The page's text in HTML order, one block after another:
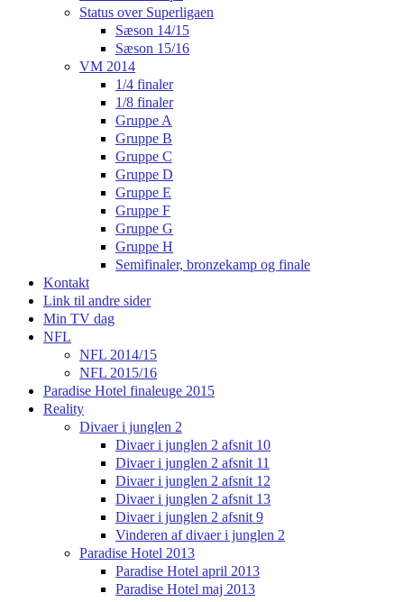
Status over Superligaen
Sæson 14/15
Sæson 15/16
VM 2014
1/4 finaler
1/8 finaler
Gruppe A
Gruppe B
Gruppe C
Gruppe D
Gruppe E
Gruppe F
Gruppe G
Gruppe H
Semifinaler, bronzekamp og finale
Kontakt
Link til andre sider
Min TV dag
NFL
NFL 2014/15
NFL 2015/16
Paradise Hotel finaleuge 2015
Reality
Divaer i junglen 2
Divaer i junglen 2 afsnit 10
Divaer i junglen 2 afsnit 11
Divaer i junglen 2 afsnit 12
Divaer i junglen 2 afsnit 13
Divaer i junglen 2 afsnit 9
Vinderen af divaer i junglen 2
Paradise Hotel 2013
Paradise Hotel april 2013
Paradise Hotel maj 2013